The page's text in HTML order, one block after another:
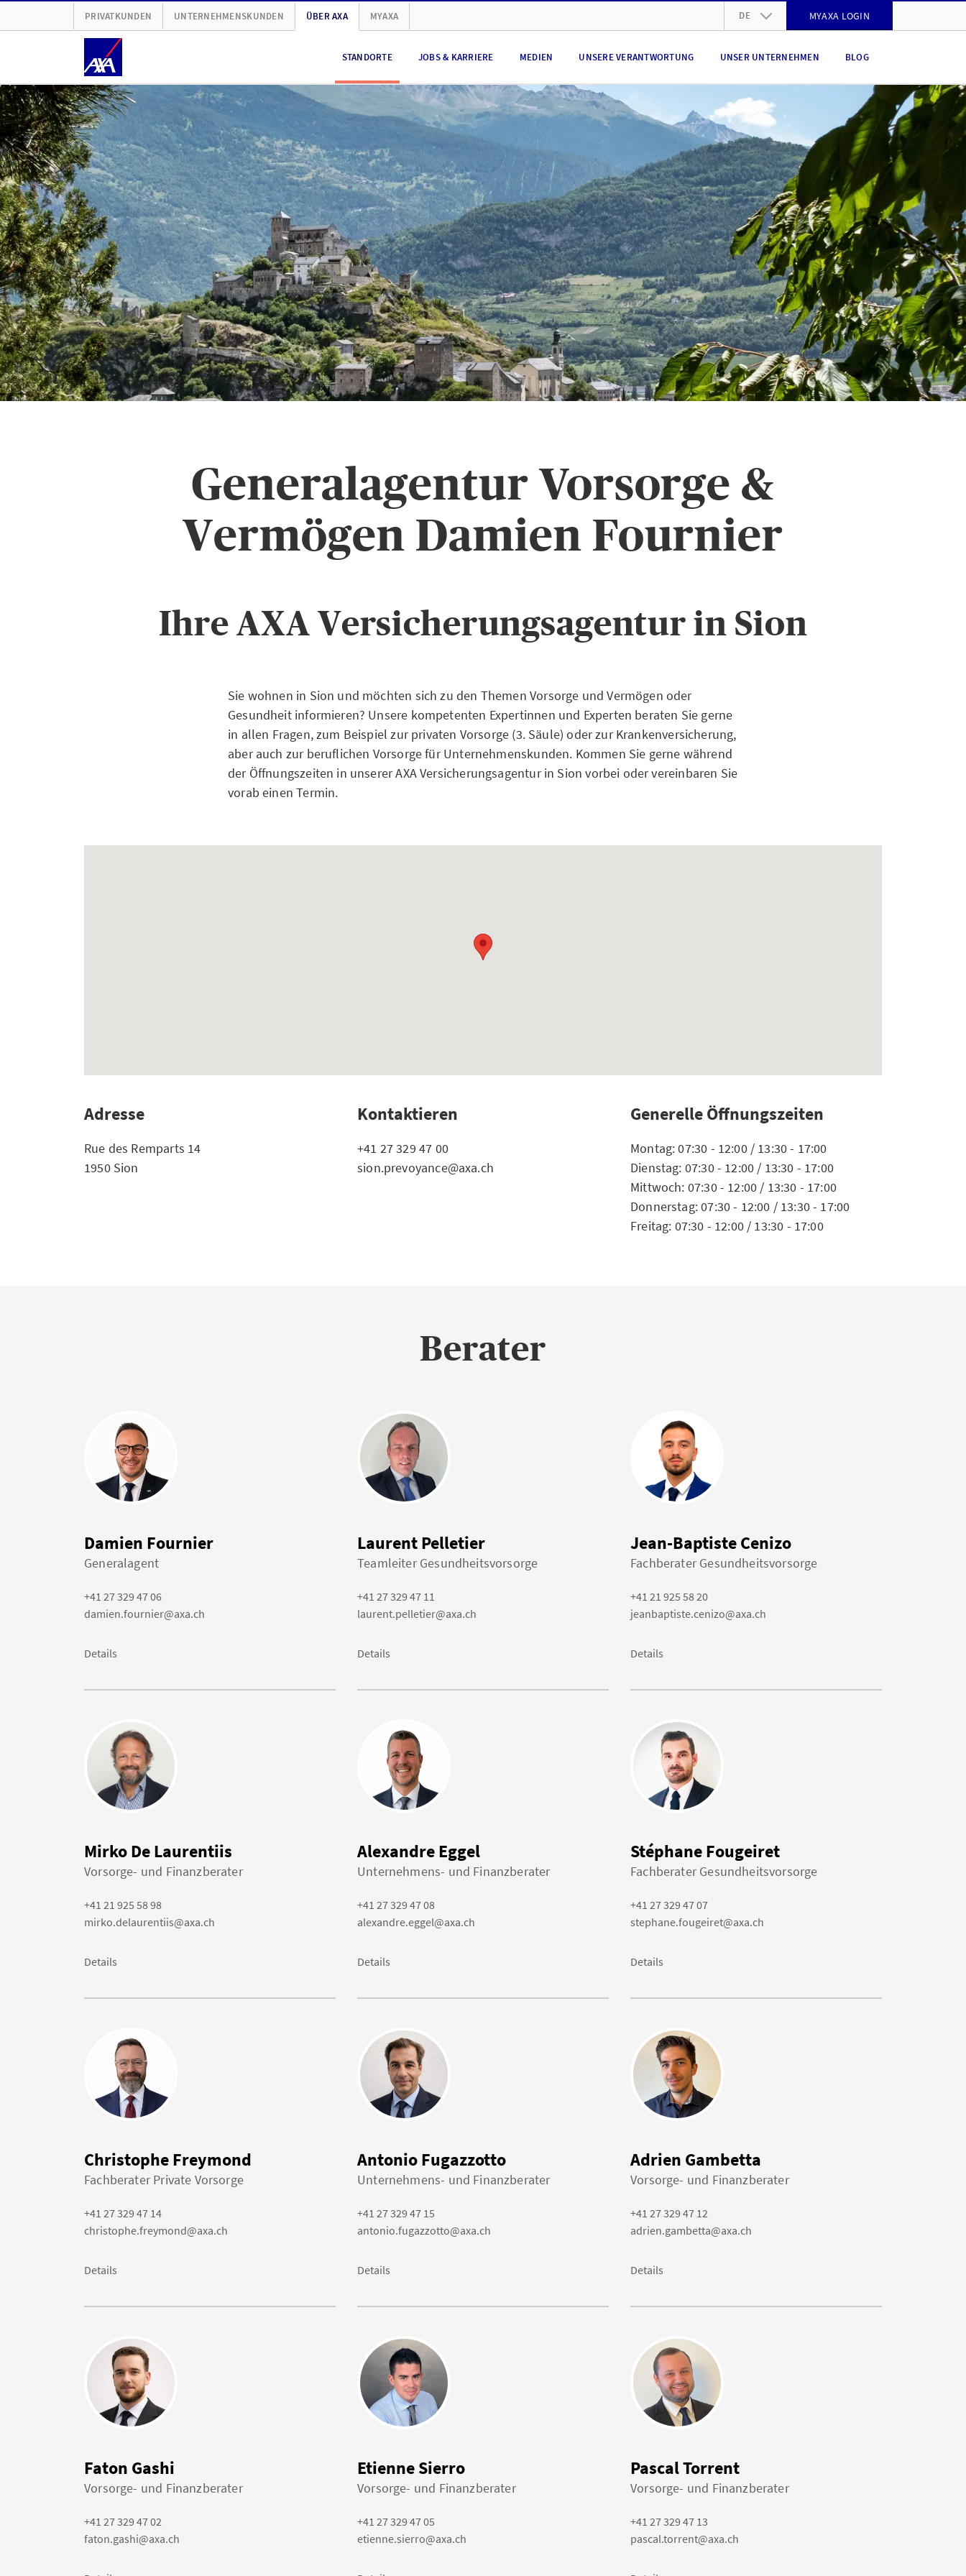
PRIVATKUNDEN UNTERNEHMENSKUNDEN ÜBER AXA MYAXA DE
IT
EN
MYAXA LOGIN
STANDORTE JOBS & KARRIERE MEDIEN UNSERE VERANTWORTUNG UNSER UNTERNEHMEN BLOG
Generalagentur Vorsorge &
Vermögen Damien Fournier
Ihre AXA Versicherungsagentur in Sion
Sie wohnen in Sion und möchten sich zu den Themen Vorsorge und Vermögen oder
Gesundheit informieren? Unsere kompetenten Expertinnen und Experten beraten Sie gerne
in allen Fragen, zum Beispiel zur privaten Vorsorge (3. Säule) oder zur Krankenversicherung,
aber auch zur beruflichen Vorsorge für Unternehmenskunden. Kommen Sie gerne während
der Öffnungszeiten in unserer AXA Versicherungsagentur in Sion vorbei oder vereinbaren Sie
vorab einen Termin.
Adresse
Rue des Remparts 14
1950 Sion
Kontaktieren
+41 27 329 47 00
sion.prevoyance@axa.ch
Generelle Öffnungszeiten
Montag: 07:30 - 12:00 / 13:30 - 17:00
Dienstag: 07:30 - 12:00 / 13:30 - 17:00
Mittwoch: 07:30 - 12:00 / 13:30 - 17:00
Donnerstag: 07:30 - 12:00 / 13:30 - 17:00
Freitag: 07:30 - 12:00 / 13:30 - 17:00
Berater
Damien Fournier
Generalagent
+41 27 329 47 06
damien.fournier@axa.ch
Details
Laurent Pelletier
Teamleiter Gesundheitsvorsorge
+41 27 329 47 11
laurent.pelletier@axa.ch
Details
Jean-Baptiste Cenizo
Fachberater Gesundheitsvorsorge
+41 21 925 58 20
jeanbaptiste.cenizo@axa.ch
Details
Mirko De Laurentiis
Vorsorge- und Finanzberater
+41 21 925 58 98
mirko.delaurentiis@axa.ch
Details
Alexandre Eggel
Unternehmens- und Finanzberater
+41 27 329 47 08
alexandre.eggel@axa.ch
Details
Stéphane Fougeiret
Fachberater Gesundheitsvorsorge
+41 27 329 47 07
stephane.fougeiret@axa.ch
Details
Christophe Freymond
Fachberater Private Vorsorge
+41 27 329 47 14
christophe.freymond@axa.ch
Details
Antonio Fugazzotto
Unternehmens- und Finanzberater
+41 27 329 47 15
antonio.fugazzotto@axa.ch
Details
Adrien Gambetta
Vorsorge- und Finanzberater
+41 27 329 47 12
adrien.gambetta@axa.ch
Details
Faton Gashi
Vorsorge- und Finanzberater
+41 27 329 47 02
faton.gashi@axa.ch
Etienne Sierro
Vorsorge- und Finanzberater
+41 27 329 47 05
etienne.sierro@axa.ch
Pascal Torrent
Vorsorge- und Finanzberater
+41 27 329 47 13
pascal.torrent@axa.ch